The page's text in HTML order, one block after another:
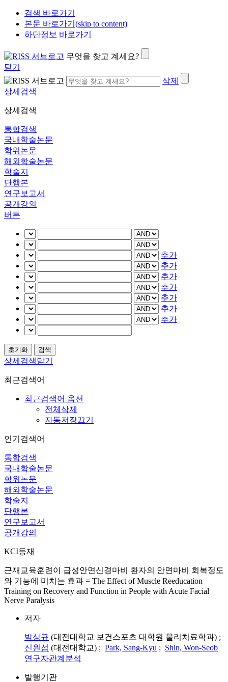
검색 바로가기
본문 바로가기(skip to content)
하단정보 바로가기
무엇을 찾고 계세요?
닫기
삭제
상세검색
상세검색
통합검색
국내학술논문
학위논문
해외학술논문
학술지
단행본
연구보고서
공개강의
버튼
추가
추가
추가
추가
추가
추가
추가
상세검색닫기
최근검색어
최근검색어 옵션
전체삭제
자동저장끄기
인기검색어
통합검색
국내학술논문
학위논문
해외학술논문
학술지
단행본
연구보고서
공개강의
KCI등재
근재교육훈련이 급성안면신경마비 환자의 안면마비 회복정도
와 기능에 미치는 효과 = The Effect of Muscle Reeducation
Training on Recovery and Function in People with Acute Facial
Nerve Paralysis
저자
박상규 (대전대학교 보건스포츠 대학원 물리치료학과) ;
신원섭 (대전대학교) ; Park, Sang-Kyu ; Shin, Won-Seob
연구자관계분석
발행기관